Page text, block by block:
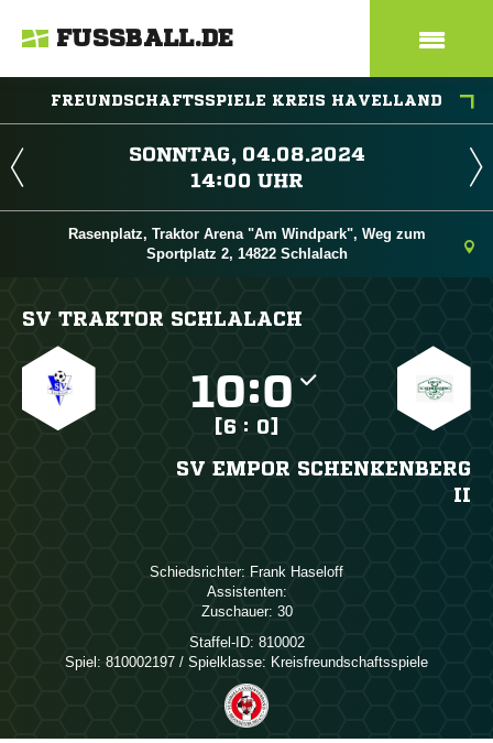
FUSSBALL.DE
FREUNDSCHAFTSSPIELE KREIS HAVELLAND
 
 
Rasenplatz, Traktor Arena "Am Windpark", Weg zum
Sportplatz 2, 14822 Schlalach
SV TRAKTOR SCHLALACH
:
[6 : 0]
SV EMPOR SCHENKENBERG
II
Schiedsrichter:  
Assistenten:
Zuschauer: 30
Staffel-ID: 810002
Spiel: 810002197 / Spielklasse: Kreisfreundschaftsspiele